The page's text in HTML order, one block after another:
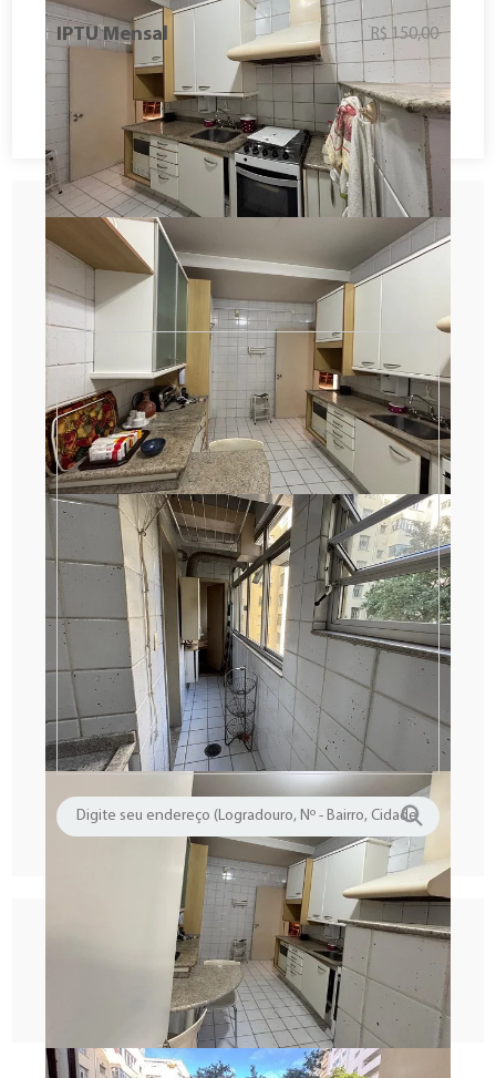
IPTU Mensal R$ 150,00
Solicitar Contato Agendar visita Fazer proposta
Descubra o tempo de deslocamento
entre o imóvel e o seu local preferido
Ligue (11) 3666 - 1285
Informe o código VEN1386RES